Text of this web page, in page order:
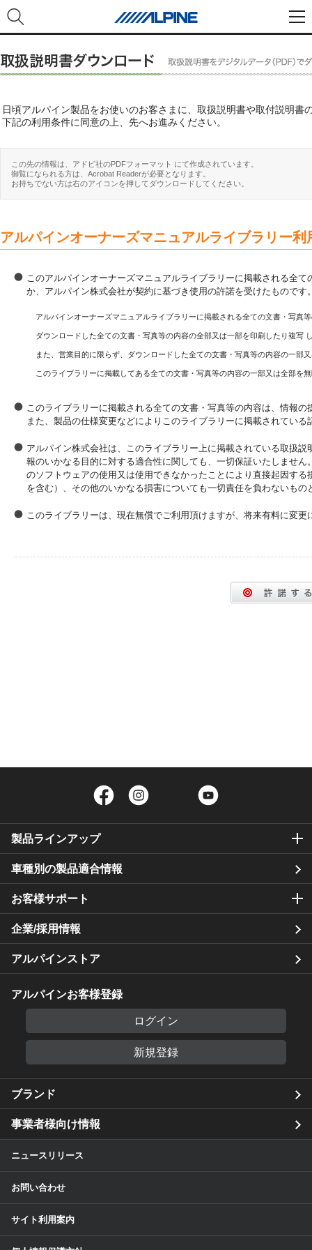
日頃アルパイン製品をお使いのお客さまに、取扱説明書や取付説明書
下記の利用条件に同意の上、先へお進みください。
この先の情報は、アドビ社のPDFフォーマット にて作成されています。
御覧になられる方は、Acrobat Readerが必要となります。
お持ちでない方は右のアイコンを押してダウンロードしてください。
アルパインオーナーズマニュアルライブラリー利
このアルパインオーナーズマニュアルライブラリーに掲載される全
か、アルパイン株式会社が契約に基づき使用の許諾を受けたもので
アルパインオーナーズマニュアルライブラリーに掲載される全ての文書・写真
ダウンロードした全ての文書・写真等の内容の全部又は一部を印刷したり複写
また、営業目的に限らず、ダウンロードした全ての文書・写真等の内容の一
このライブラリーに掲載してある全ての文書・写真等の内容の一部又は全部を
このライブラリーに掲載される全ての文書・写真等の内容は、情報
また、製品の仕様変更などによりこのライブラリーに掲載されてい
アルパイン株式会社は、このライブラリー上に掲載されている取扱
報のいかなる目的に対する適合性に関しても、一切保証いたしませ
のソフトウェアの使用又は使用できなかったことにより直接起因す
を含む）、その他のいかなる損害についても一切責任を負わないもの
このライブラリーは、現在無償でご利用頂けますが、将来有料に変
Facebook Twitter
製品ラインアップ
車種別の製品適合情報
お客様サポート
企業/採用情報
アルパインストア
アルパインお客様登録
ログイン
新規登録
ブランド
事業者様向け情報
ニュースリリース
お問い合わせ
サイト利用案内